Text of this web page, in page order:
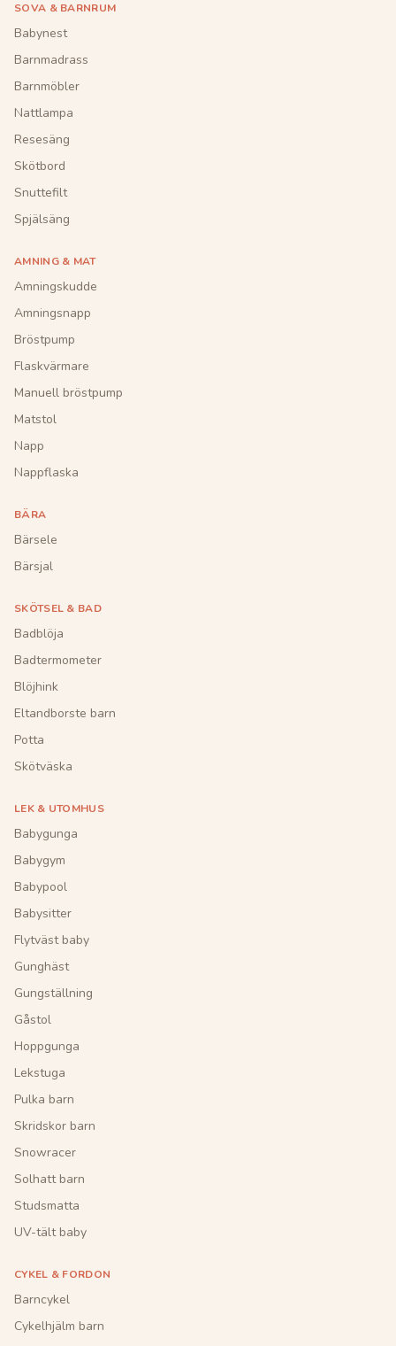
SOVA & BARNRUM
Babynest
Barnmadrass
Barnmöbler
Nattlampa
Resesäng
Skötbord
Snuttefilt
Spjälsäng
AMNING & MAT
Amningskudde
Amningsnapp
Bröstpump
Flaskvärmare
Manuell bröstpump
Matstol
Napp
Nappflaska
BÄRA
Bärsele
Bärsjal
SKÖTSEL & BAD
Badblöja
Badtermometer
Blöjhink
Eltandborste barn
Potta
Skötväska
LEK & UTOMHUS
Babygunga
Babygym
Babypool
Babysitter
Flytväst baby
Gunghäst
Gungställning
Gåstol
Hoppgunga
Lekstuga
Pulka barn
Skridskor barn
Snowracer
Solhatt barn
Studsmatta
UV-tält baby
CYKEL & FORDON
Barncykel
Cykelhjälm barn